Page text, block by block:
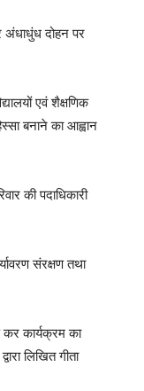
अंधाधुंध दोहन पर
एवं शैक्षणिक
बनाने का आह्वान
की पदाधिकारी
संरक्षण तथा
कर कार्यक्रम का
लिखित गीता